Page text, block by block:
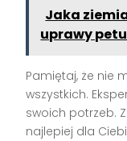
Jaka
uprawy
Pamiętaj, że nie
wszystkich.
swoich potrzeb.
najlepiej dla